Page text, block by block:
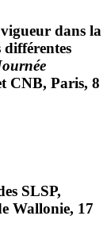
vigueur dans la
différentes
CNB, Paris, 8
SLSP,
Wallonie, 17